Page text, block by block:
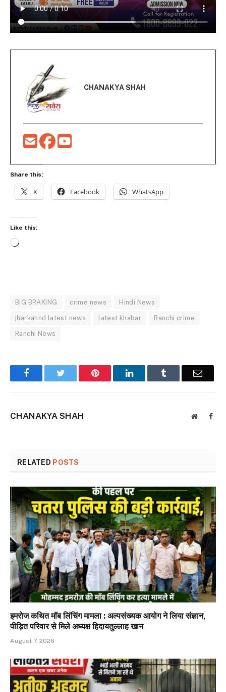
CHANAKYA SHAH
Share this:
X Facebook WhatsApp
Like this:
Loading…
BIG BRAKING crime news Hindi News
jharkahnd latest news latest khabar Ranchi crime
Ranchi News
FacebookTwitter Pinterest LinkedInTumblr Email
CHANAKYA SHAH Website
RELATED POSTS
इमरोज कथित मॉब लिंचिंग मामला : अल्पसंख्यक आयोग ने लिया संज्ञान,
पीड़ित परिवार से मिले अध्यक्ष हिदायतुल्लाह खान
August 7, 2026